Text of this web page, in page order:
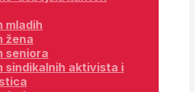
mladih
žena
seniora
sindikalnih aktivista i